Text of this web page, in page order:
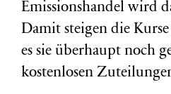
Emissionshandel wird
Damit steigen die
es sie überhaupt noch
kostenlosen